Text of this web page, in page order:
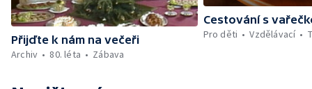
Přijďte k nám na večeři
Archiv
80. léta Zábava
Cestování s
Pro děti
Vzdělávací